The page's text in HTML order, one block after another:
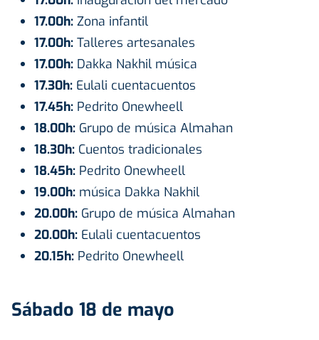
17.00h: Zona infantil
17.00h: Talleres artesanales
17.00h: Dakka Nakhil música
17.30h: Eulali cuentacuentos
17.45h: Pedrito Onewheell
18.00h: Grupo de música Almahan
18.30h: Cuentos tradicionales
18.45h: Pedrito Onewheell
19.00h: música Dakka Nakhil
20.00h: Grupo de música Almahan
20.00h: Eulali cuentacuentos
20.15h: Pedrito Onewheell
Sábado 18 de mayo